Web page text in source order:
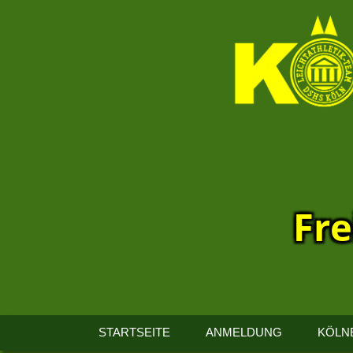
Kölner
STARTSEITE ANMELDUNG